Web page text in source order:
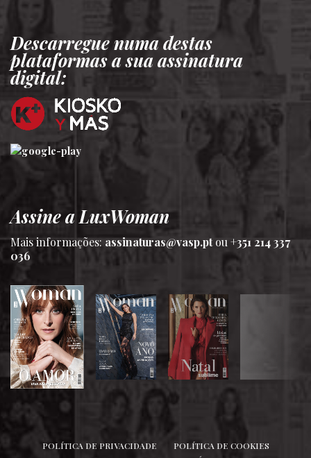
SIGA-NOS
Descarregue numa destas
plataformas a sua assinatura
digital:
Assine a LuxWoman
Mais informações:assinaturas@vasp.ptou +351 214 337
036
POLÍTICA DE PRIVACIDADE
POLÍTICA DE COOKIES